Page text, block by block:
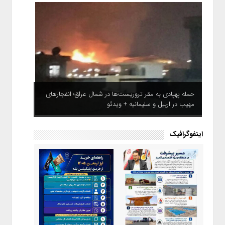
حمله پهپادی به مقر تروریست‌ها در شمال عراق؛ انفجارهای
مهیب در اربیل و سلیمانیه + ویدئو
اینفوگرافیک